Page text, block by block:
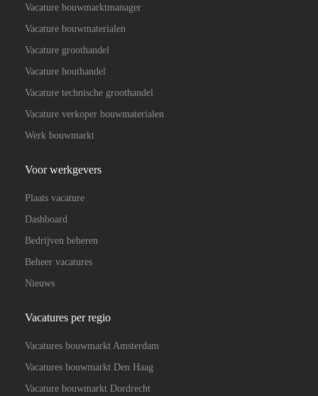
Vacature bouwmarktmanager
Vacature bouwmaterialen
Vacature groothandel
Vacature houthandel
Vacature technische groothandel
Vacature verkoper bouwmaterialen
Werk bouwmarkt
Voor werkgevers
Plaats vacature
Dashboard
Bedrijven beheren
Beheer vacatures
Nieuws
Vacatures per regio
Vacatures bouwmarkt Amsterdam
Vacatures bouwmarkt Den Haag
Vacature bouwmarkt Dordrecht